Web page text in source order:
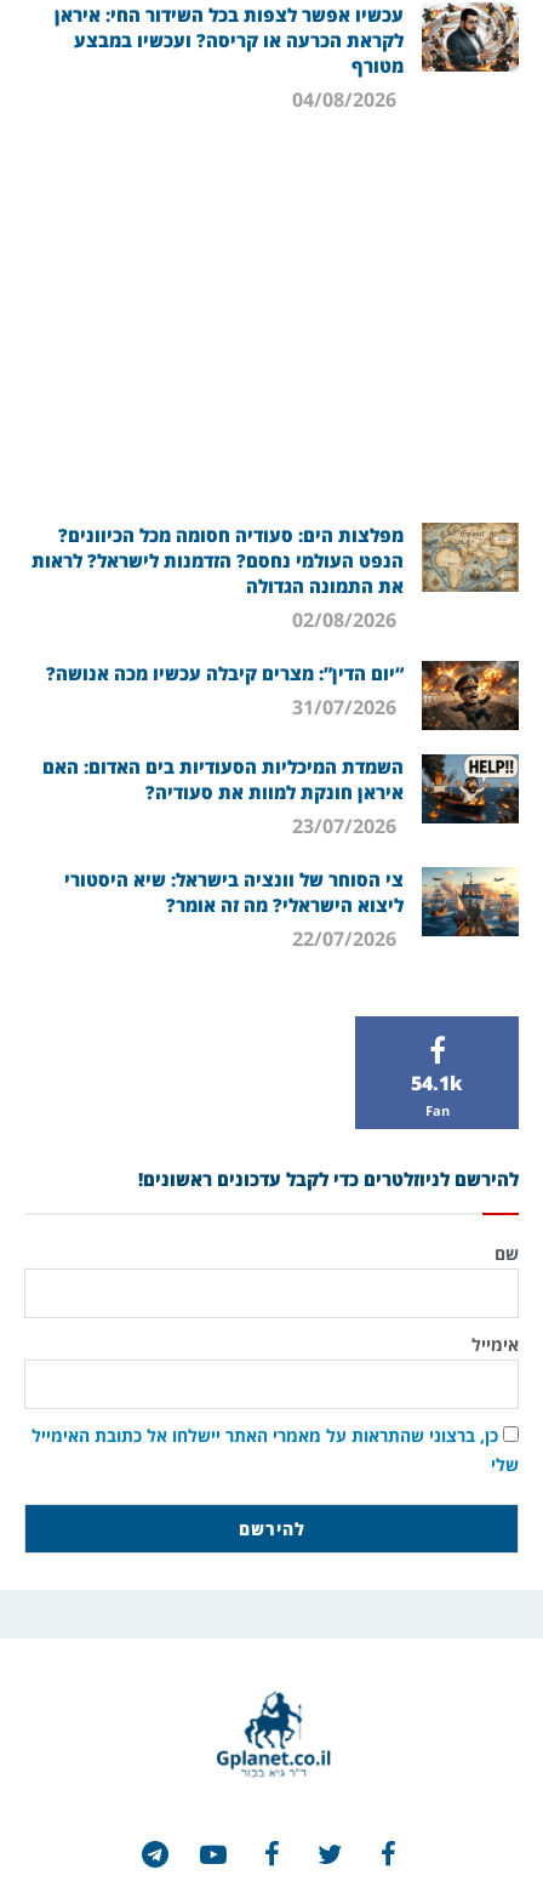
עכשיו אפשר לצפות בכל השידור החי: איראן
לקראת הכרעה או קריסה? ועכשיו במבצע
מטורף
מפלצות הים: סעודיה חסומה מכל הכיוונים?
הנפט העולמי נחסם? הזדמנות לישראל? לראות
את התמונה הגדולה
“יום הדין”: מצרים קיבלה עכשיו מכה אנושה?
השמדת המיכליות הסעודיות בים האדום: האם
איראן חונקת למוות את סעודיה?
צי הסוחר של וונציה בישראל: שיא היסטורי
ליצוא הישראלי? מה זה אומר?
54.1k
Fan
להירשם לניוזלטרים כדי לקבל עדכונים ראשונים!
שם
אימייל
כן, ברצוני שהתראות על מאמרי האתר יישלחו אל כתובת האימייל
שלי